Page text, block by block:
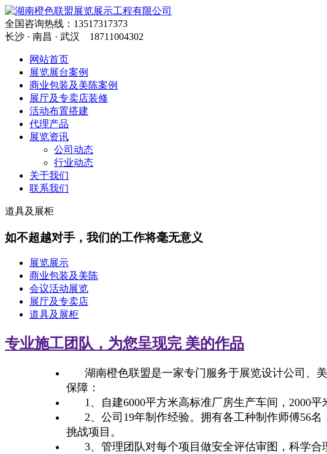
全国咨询热线：13517317373
长沙 · 南昌 · 武汉 18711004302
网站首页
展览展台案例
商业包装及美陈案例
展厅及专卖店装修
活动布置搭建
代理产品
展览资讯
公司动态
行业动态
关于我们
联系我们
道具及展柜
如不超越对手，我们的工作将毫无意义
展览展示
商业包装及美陈
会议活动展览
展厅及专卖店
道具及展柜
专业施工团队，为您呈现完 美的作品
湖南橙色联盟是一家专门服务于展览设计公司、
保障：
1、自建6000平方米高标准厂房生产车间，2000平
2、 公司 19年制作经验。拥有各工种制作师傅56
挑战项目。
3、管理团队对每个项目做安全评估审图，科学合